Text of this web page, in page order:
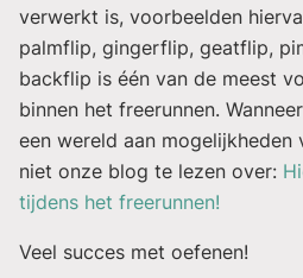
verwerkt is, voorbeelden
palmflip, gingerflip, geatflip,
backflip is één van de meest
binnen het freerunnen.
een wereld aan mogelijkheden
niet onze blog te lezen over:
tijdens het freerunnen!
Veel succes met oefenen!